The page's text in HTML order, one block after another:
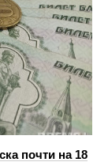
почти на 18